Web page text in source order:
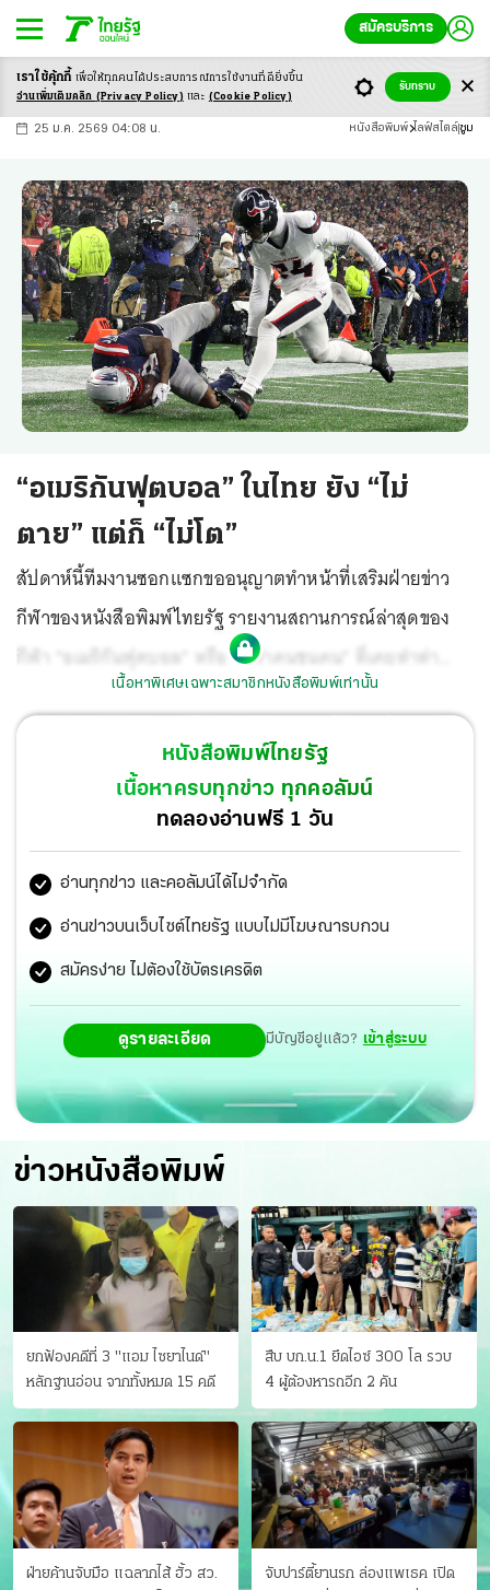
สมัครบริการ
-ก ก ก+
25 ม.ค. 2569 04:08 น. หนังสือพิมพ์ ไลฟ์สไตล์ซูม
“อเมริกันฟุตบอล” ในไทย ยัง “ไม่
ตาย” แต่ก็ “ไม่โต”
สัปดาห์นี้ทีมงานซอกแซกขออนุญาตทำหน้าที่เสริมฝ่ายข่าว
กีฬาของหนังสือพิมพ์ไทยรัฐ รายงานสถานการณ์ล่าสุดของ
กีฬา “อเมริกันฟุตบอล” หรือ “กีฬาคนชนคน” ที่เคยทำท่า
เหมือนจะฮิตและรุ่งเรืองในประเทศไทย แต่ปัจจุบันดูหงอยๆ
ลงไปมาก
เนื้อหาพิเศษเฉพาะสมาชิกหนังสือพิมพ์เท่านั้น
หนังสือพิมพ์ไทยรัฐ
เนื้อหาครบทุกข่าว ทุกคอลัมน์
ทดลองอ่านฟรี 1 วัน
อ่านทุกข่าว และคอลัมน์ได้ไม่จำกัด
อ่านข่าวบนเว็บไซต์ไทยรัฐ แบบไม่มีโฆษณารบกวน
สมัครง่าย ไม่ต้องใช้บัตรเครดิต
ดูรายละเอียด มีบัญชีอยู่แล้ว? เข้าสู่ระบบ
ข่าวหนังสือพิมพ์
ยกฟ้องคดีที่ 3 "แอม ไซยาไนด์"
หลักฐานอ่อน จากทั้งหมด 15 คดี
สืบ บก.น.1 ยึดไอซ์ 300 โล รวบ
4 ผู้ต้องหารถอีก 2 คัน
ฝ่ายค้านจับมือ แฉลากไส้ ฮั้ว สว.
จับปาร์ตี้ยานรก ล่องแพเธค เปิด
เราใช้คุ้กกี้ เพื่อให้ทุกคนได้ประสบการณ์การใช้งานที่ดียิ่งขึ้น
อ่านเพิ่มเติมคลิก (Privacy Policy) และ (Cookie Policy)
รับทราบ